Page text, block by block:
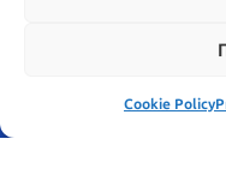
Cookie Policy